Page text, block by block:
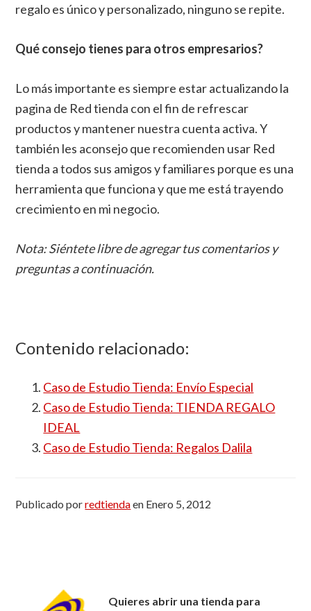
regalo es único y personalizado, ninguno se repite.
Qué consejo tienes para otros empresarios?
Lo más importante es siempre estar actualizando la
pagina de Red tienda con el fin de refrescar
productos y mantener nuestra cuenta activa. Y
también les aconsejo que recomienden usar Red
tienda a todos sus amigos y familiares porque es una
herramienta que funciona y que me está trayendo
crecimiento en mi negocio.
Nota: Siéntete libre de agregar tus comentarios y
preguntas a continuación.
Contenido relacionado:
Caso de Estudio Tienda: Envío Especial
Caso de Estudio Tienda: TIENDA REGALO
IDEAL
Caso de Estudio Tienda: Regalos Dalila
Publicado porredtiendaen Enero 5, 2012
Quieres abrir una tienda para